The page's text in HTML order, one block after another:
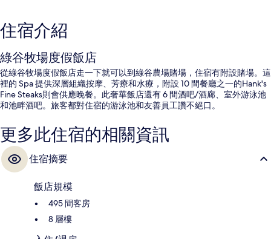
住宿介紹
綠谷牧場度假飯店
從綠谷牧場度假飯店走一下就可以到綠谷農場賭場，住宿有附設賭場。這
裡的 Spa 提供深層組織按摩、芳療和水療，附設 10 間餐廳之一的Hank's
Fine Steaks則會供應晚餐。此奢華飯店還有 6 間酒吧/酒廊、室外游泳池
和池畔酒吧。旅客都對住宿的游泳池和友善員工讚不絕口。
更多此住宿的相關資訊
住宿摘要
飯店規模
495 間客房
8 層樓